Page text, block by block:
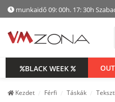
munkaidő 09: 00h. 17: 30h
BLACK WEEK
Kezdet Férfi Táskák